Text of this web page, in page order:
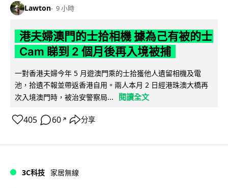
Lawton 9 小時
港夫婦澳門的士拾相機 據為己有被的士
Cam 睇到 2 個月後再入境被捕
一對香港夫婦今年 5 月遊澳門乘的士拾獲他人遺留相機及電
池，拾遺不報並帶返香港自用。兩人本月 2 日經港珠澳大橋再
次入境澳門時，被治安警察局...
閱讀全文
405 60 ↗ 分享
3C科技 家居無線